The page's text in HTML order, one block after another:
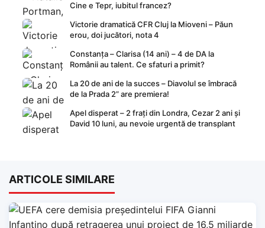
Cine e Tepr, iubitul francez?
Victorie dramatică CFR Cluj la Mioveni – Păun
erou, doi jucători, nota 4
Constanța – Clarisa (14 ani) – 4 de DA la
Românii au talent. Ce sfaturi a primit?
La 20 de ani de la succes – Diavolul se îmbracă
de la Prada 2” are premiera!
Apel disperat – 2 frați din Londra, Cezar 2 ani și
David 10 luni, au nevoie urgentă de transplant
ARTICOLE SIMILARE